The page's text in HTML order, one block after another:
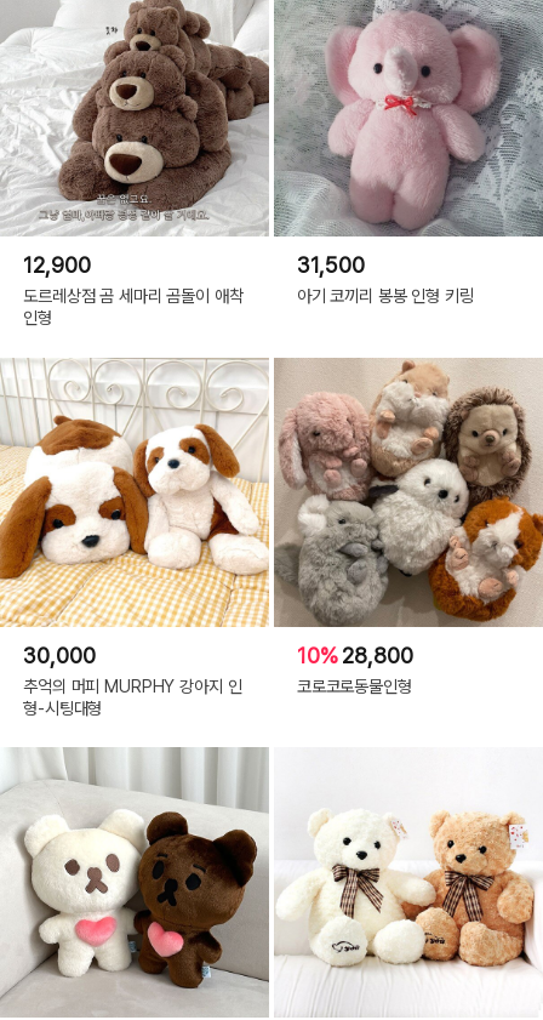
12,900
도르레상점 곰 세마리 곰돌이 애착
인형
31,500
아기 코끼리 봉봉 인형 키링
30,000
추억의 머피 MURPHY 강아지 인
형-시팅대형
10%28,800
코로코로동물인형